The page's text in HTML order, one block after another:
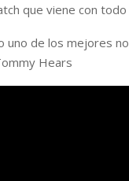
que viene con todo
uno de los mejores
Hears